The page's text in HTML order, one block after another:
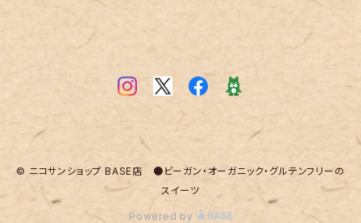
© ニコサンショップ BASE店 ●ビーガン・オーガニック・グルテンフリーの
スイーツ
Powered by